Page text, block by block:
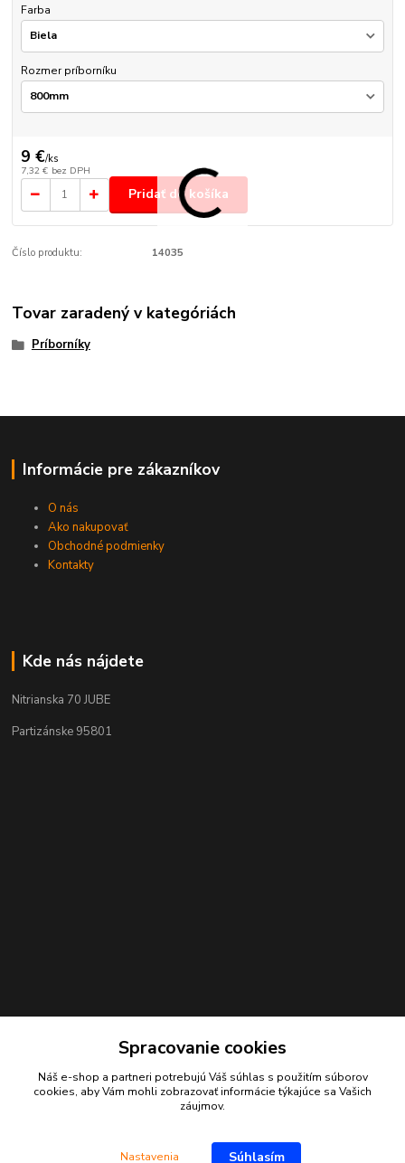
Farba
Rozmer príborníku
9 €/ks
7,32 € bez DPH
Pridať do košíka
Číslo produktu: 14035
Tovar zaradený v kategóriách
Príborníky
Informácie pre zákazníkov
O nás
Ako nakupovať
Obchodné podmienky
Kontakty
Kde nás nájdete
Nitrianska 70 JUBE
Partizánske 95801
Kontakty
+421 903 691 375
Spracovanie cookies
Náš e-shop a partneri potrebujú Váš súhlas s použitím súborov
cookies, aby Vám mohli zobrazovať informácie týkajúce sa Vašich
záujmov.
Nastavenia Súhlasím